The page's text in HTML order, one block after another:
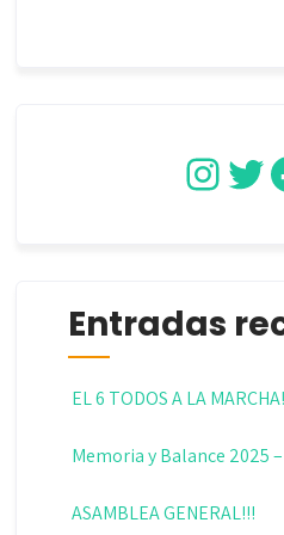
Entradas
EL 6 TODOS A LA MARCHA!
Memoria y Balance 2025
ASAMBLEA GENERAL!!!